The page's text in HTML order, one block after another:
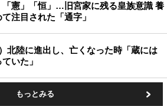
「憲」「恒」…旧宮家に残る皇族意識 養
注目された「通字」
北陸に進出し、亡くなった時「蔵には
いた」
もっとみる